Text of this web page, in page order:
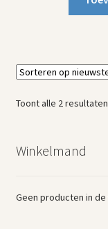
Toont alle 2 resultaten
Winkelmand
Geen producten in